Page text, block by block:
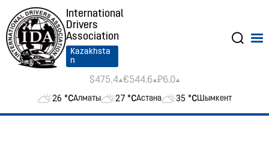
International
Drivers
Association
Kazakhsta
n
$475.4 €544.6 ₽6.0
26 °CАлматы 27 °CАстана 35 °CШымкент